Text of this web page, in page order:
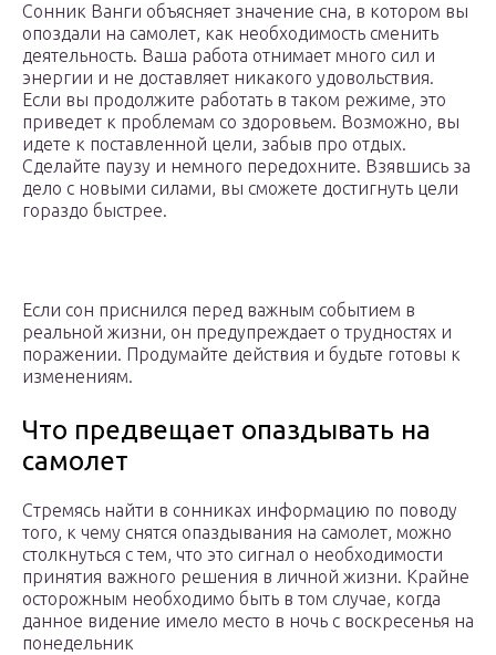
Сонник Ванги объясняет значение сна, в котором вы
опоздали на самолет, как необходимость сменить
деятельность. Ваша работа отнимает много сил и
энергии и не доставляет никакого удовольствия.
Если вы продолжите работать в таком режиме, это
приведет к проблемам со здоровьем. Возможно, вы
идете к поставленной цели, забыв про отдых.
Сделайте паузу и немного передохните. Взявшись за
дело с новыми силами, вы сможете достигнуть цели
гораздо быстрее.
Если сон приснился перед важным событием в
реальной жизни, он предупреждает о трудностях и
поражении. Продумайте действия и будьте готовы к
изменениям.
Что предвещает опаздывать на
самолет
Стремясь найти в сонниках информацию по поводу
того, к чему снятся опаздывания на самолет, можно
столкнуться с тем, что это сигнал о необходимости
принятия важного решения в личной жизни. Крайне
осторожным необходимо быть в том случае, когда
данное видение имело место в ночь с воскресенья на
понедельник